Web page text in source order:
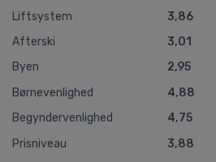
Liftsystem
3,86
Afterski
3,01
Byen
2,95
Børnevenlighed
4,88
Begyndervenlighed
4,75
Prisniveau
3,88